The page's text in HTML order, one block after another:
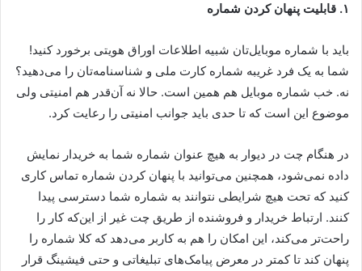
۱. قابلیت پنهان کردن شماره
باید با شماره موبایل‌تان شبیه اطلاعات اوراق هویتی برخورد کنید!
شما به یک فرد غریبه شماره کارت ملی و شناسنامه‌تان را می‌دهید؟
نه. خب شماره موبایل هم همین است. حالا نه آن‌قدر هم امنیتی ولی
موضوع این است که تا حدی باید جوانب امنیتی را رعایت کرد.
در هنگام چت در دیوار به هیچ عنوان شماره شما به خریدار نمایش
داده نمی‌شود، همچنین می‌توانید با پنهان کردن شماره تماس کاری
کنید که تحت هیچ شرایطی نتوانند به شماره شما دسترسی پیدا
کنند. ارتباط خریدار و فروشنده از طریق چت غیر از این‌که کار را
راحت‌تر می‌کند، این امکان را هم به کاربر می‌دهد که کلا شماره را
پنهان کند تا کمتر در معرض پیامک‌های تبلیغاتی و حتی فیشینگ قرار